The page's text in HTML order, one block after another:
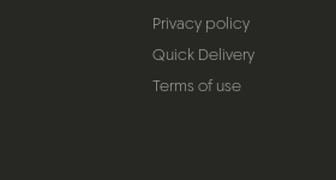
Privacy policy
Quick Delivery
Terms of use